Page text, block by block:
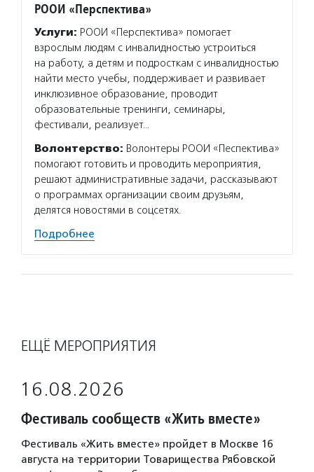
РООИ «Перспектива»
Услуги: РООИ «Перспектива» помогает
взрослым людям с инвалидностью устроиться
на работу, а детям и подросткам с инвалидностью
найти место учебы, поддерживает и развивает
инклюзивное образование, проводит
образовательные тренинги, семинары,
фестивали, реализует…
Волонтерство: Волонтеры РООИ «Песпектива»
помогают готовить и проводить мероприятия,
решают административные задачи, рассказывают
о программах организации своим друзьям,
делятся новостями в соцсетях.
Подробнее
ЕЩЁ МЕРОПРИЯТИЯ
16.08.2026
Фестиваль сообществ «Жить вместе»
Фестиваль «Жить вместе» пройдет в Москве 16
августа на территории Товарищества Рябовской